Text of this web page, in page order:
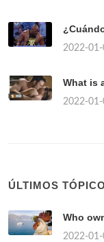
2022-
What is
2022-
ÚLTIMOS
Who
2022-